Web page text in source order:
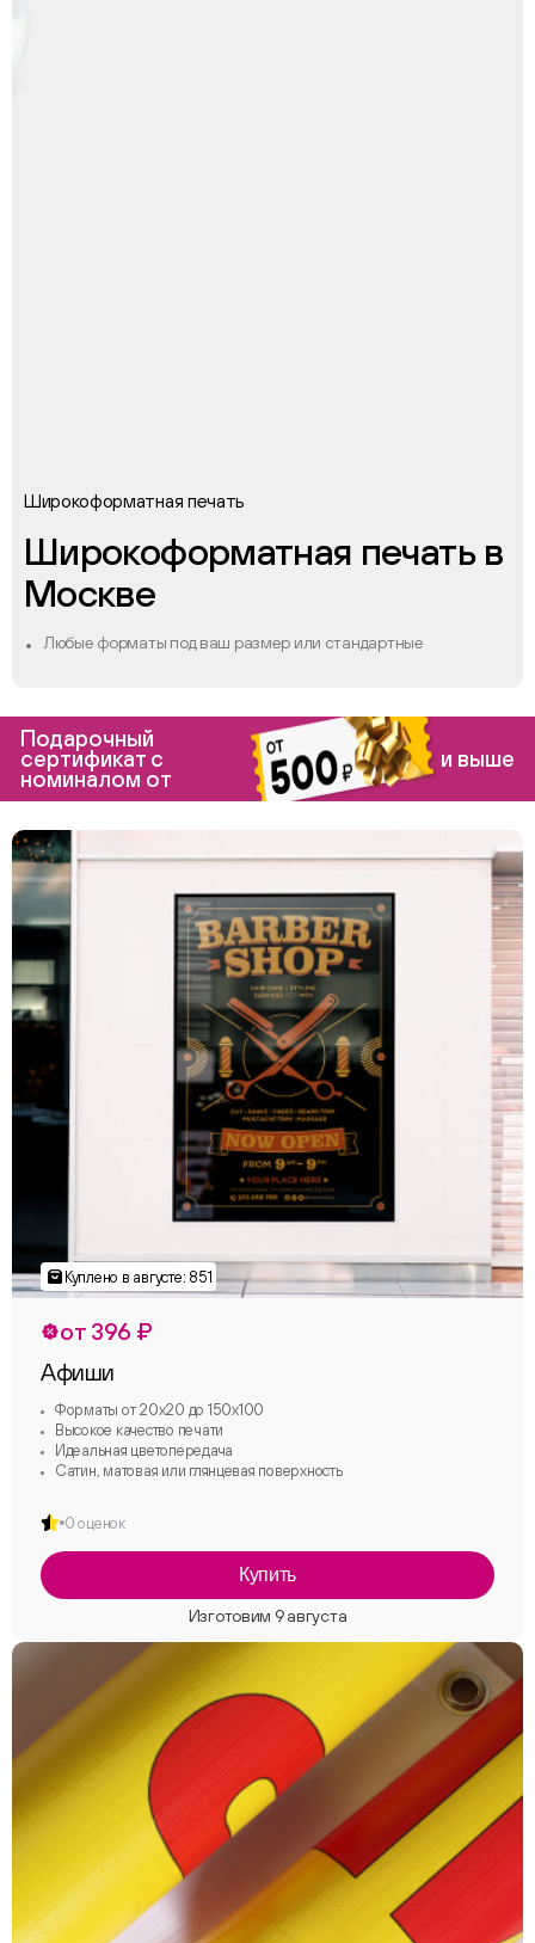
Широкоформатная печать
Широкоформатная печать в
Москве
Любые форматы под ваш размер или стандартные
Подарочный
сертификат с
номиналом от
и выше
от 396 ₽
Афиши
Форматы от 20х20 до 150х100
Высокое качество печати
Идеальная цветопередача
Сатин, матовая или глянцевая поверхность
0 оценок
Купить